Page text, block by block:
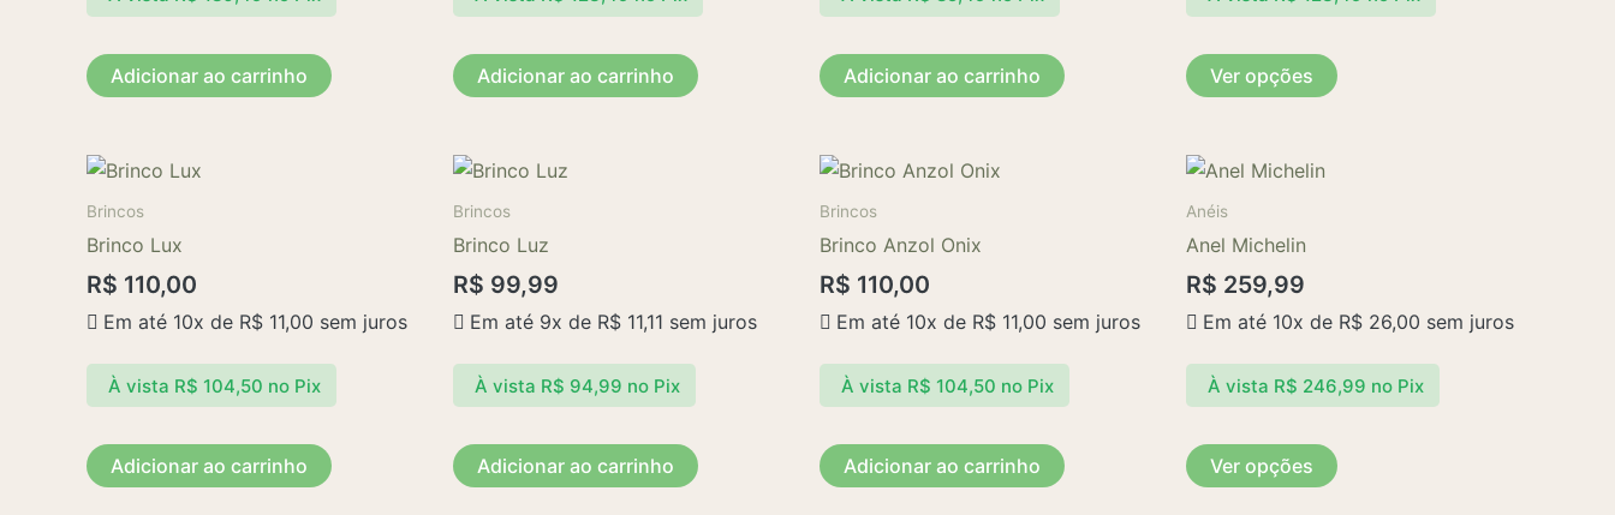
Adicionar ao carrinho Adicionar ao carrinho Adicionar ao carrinho Ver opções
Brincos
Brinco Lux
R$ 110,00
Em até 10x de R$ 11,00 sem juros
À vista R$ 104,50 no Pix
Adicionar ao carrinho
Brincos
Brinco Luz
R$ 99,99
Em até 9x de R$ 11,11 sem juros
À vista R$ 94,99 no Pix
Adicionar ao carrinho
Brincos
Brinco Anzol Onix
R$ 110,00
Em até 10x de R$ 11,00 sem juros
À vista R$ 104,50 no Pix
Adicionar ao carrinho
Anéis
Anel Michelin
R$ 259,99
Em até 10x de R$ 26,00 sem juros
À vista R$ 246,99 no Pix
Ver opções
As
podem